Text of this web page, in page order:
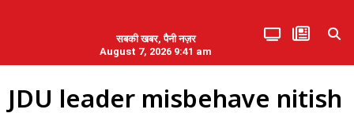
सबकी खबर, पैनी नज़र
August 7, 2026 9:41 am
JDU leader misbehave nitish